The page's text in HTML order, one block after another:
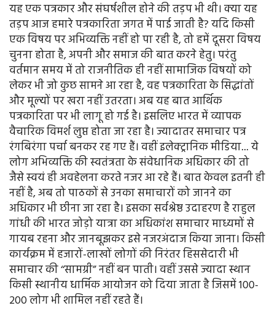
यह एक पत्रकार और संघर्षशील होने की तड़प भी थी। क्या यह
तड़प आज हमारे पत्रकारिता जगत में पाई जाती है? यदि किसी
एक विषय पर अभिव्यक्ति नहीं हो पा रही है, तो हमें दूसरा विषय
चुनना होता है, अपनी और समाज की बात करने हेतु। परंतु
वर्तमान समय में तो राजनीतिक ही नहीं सामाजिक विषयों को
लेकर भी जो कुछ सामने आ रहा है, वह पत्रकारिता के सिद्धांतों
और मूल्यों पर खरा नहीं उतरता। अब यह बात आर्थिक
पत्रकारिता पर भी लागू हो गई है। इसलिए भारत में व्यापक
वैचारिक विमर्श लुप्त होता जा रहा है। ज्यादातर समाचार पत्र
रंगबिरंगा पर्चा बनकर रह गए हैं। वहीं इलेक्ट्रानिक मीडिया... ये
लोग अभिव्यक्ति की स्वतंत्रता के संवेधानिक अधिकार की तो
जैसे स्वयं ही अवहेलना करते नजर आ रहे हैं। बात केवल इतनी ही
नहीं है, अब तो पाठकों से उनका समाचारों को जानने का
अधिकार भी छीना जा रहा है। इसका सर्वश्रेष्ठ उदाहरण है राहुल
गांधी की भारत जोड़ो यात्रा का अधिकांश समाचार माध्यमों से
गायब रहना और जानबूझकर इसे नजरअंदाज किया जाना। किसी
कार्यक्रम में हजारों-लाखों लोगों की निरंतर हिससेदारी भी
समाचार की ‘‘सामग्री” नहीं बन पाती। वहीं उससे ज्यादा स्थान
किसी स्थानीय धार्मिक आयोजन को दिया जाता है जिसमें 100-
200 लोग भी शामिल नहीं रहते हैं।